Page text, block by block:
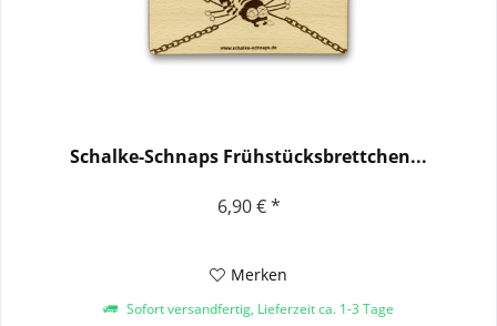
Schalke-Schnaps Frühstücksbrettchen...
6,90 € *
Merken
Sofort versandfertig, Lieferzeit ca. 1-3 Tage